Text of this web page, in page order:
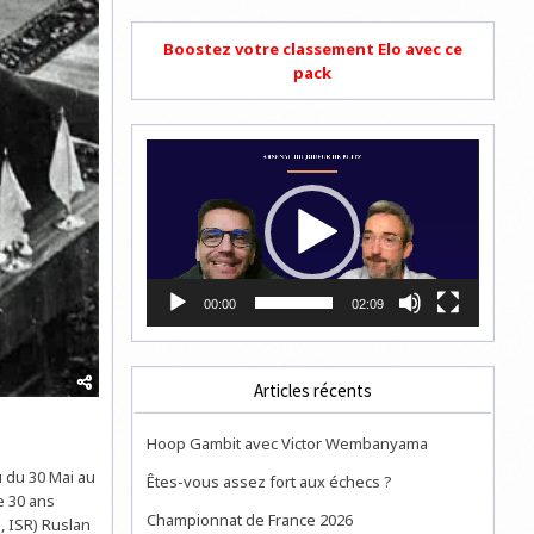
30 Mai au
30 ans
ISR) Ruslan
Boostez votre classement Elo avec ce
pack
00:00 02:09
Articles récents
Hoop Gambit avec Victor Wembanyama
Êtes-vous assez fort aux échecs ?
Championnat de France 2026